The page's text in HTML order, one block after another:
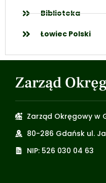
Biblioteka
Łowiec Polski
Zarząd
Zarząd Okręgowy w
80-286 Gdańsk ul.
NIP: 526 030 04 63